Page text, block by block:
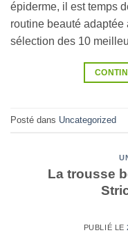
épiderme, il est temps
routine beauté
sélection des 10
Posté dans Uncategorized
La trousse
PUBLIÉ LE